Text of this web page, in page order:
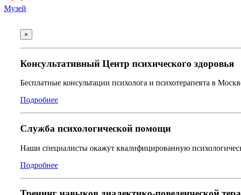
Музей
×
Консультативный Центр психического здоровья
Бесплатные консультации психолога и психотерапевта в
Подробнее
Служба психологической помощи
Наши специалисты окажут квалифицированную
Подробнее